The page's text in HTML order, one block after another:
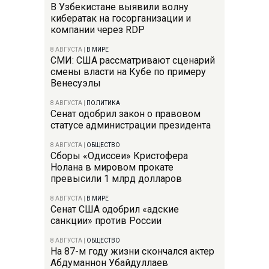
В Узбекистане выявили волну
кибератак на госорганизации и
компании через RDP
8 АВГУСТА В МИРЕ
СМИ: США рассматривают сценарий
смены власти на Кубе по примеру
Венесуэлы
8 АВГУСТА ПОЛИТИКА
Сенат одобрил закон о правовом
статусе администрации президента
8 АВГУСТА ОБЩЕСТВО
Сборы «Одиссеи» Кристофера
Нолана в мировом прокате
превысили 1 млрд долларов
8 АВГУСТА В МИРЕ
Сенат США одобрил «адские
санкции» против России
8 АВГУСТА ОБЩЕСТВО
На 87-м году жизни скончался актер
Абдуманнон Убайдуллаев